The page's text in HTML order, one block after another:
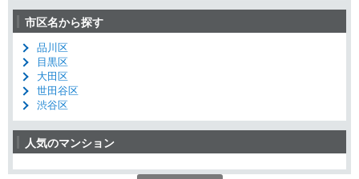
市区名から探す
品川区
目黒区
大田区
世田谷区
渋谷区
人気のマンション